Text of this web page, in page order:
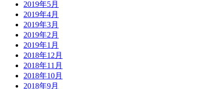
2019年5月
2019年4月
2019年3月
2019年2月
2019年1月
2018年12月
2018年11月
2018年10月
2018年9月